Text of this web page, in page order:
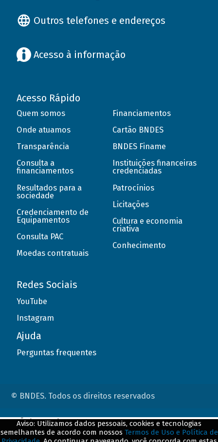
Outros telefones e endereços
Acesso à informação
Acesso Rápido
Quem somos
Onde atuamos
Transparência
Consulta a
financiamentos
Resultados para a
sociedade
Credenciamento de
Equipamentos
Consulta PAC
Moedas contratuais
Financiamentos
Cartão BNDES
BNDES Finame
Instituições financeiras
credenciadas
Patrocínios
Licitações
Cultura e economia
criativa
Conhecimento
Redes Sociais
YouTube
Instagram
Ajuda
Perguntas frequentes
© BNDES. Todos os direitos reservados
Aviso: Utilizamos dados pessoais, cookies e tecnologias
semelhantes de acordo com nossos Termos de Uso e Política de
ConteÃºdo complementar
${title}${badge}